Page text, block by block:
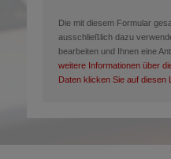
Die mit diesem Formular
ausschließlich dazu
bearbeiten und Ihnen eine
weitere Informationen über
Daten klicken Sie auf diesen